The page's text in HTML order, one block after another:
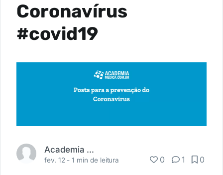
Coronavírus
#covid19
Academia Médica
fev. 12 -1 min de leitura 0 1 0